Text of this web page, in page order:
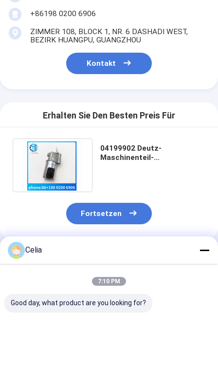
+86198 0200 6906
ZIMMER 108, BLOCK 1, NR. 6 DASHADI WEST,
BEZIRK HUANGPU, GUANGZHOU
Kontakt
Erhalten Sie Den Besten Preis Für
04199902 Deutz-
Maschinenteil-
Fortsetzen
Empfohlene Produkte
Celia
7:10 PM
Good day, what product are you looking for?